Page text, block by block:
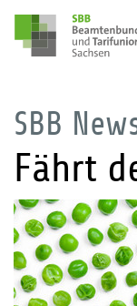
SBB
Fährt